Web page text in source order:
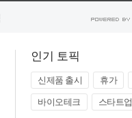
인기 토픽
신제품 출시 휴가
바이오테크
스타트업